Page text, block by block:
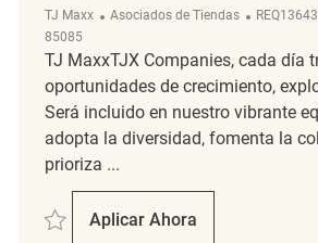
TJ Maxx Categoría
Asociados de Tiendas ReqId
85085
TJ MaxxTJX Companies, cada día
oportunidades de crecimiento,
Será incluido en nuestro vibrante
adopta la diversidad, fomenta la
prioriza ...
Salvar Retail Sales Associate REQ136437
Aplicar Ahora
Retail Sales Associate